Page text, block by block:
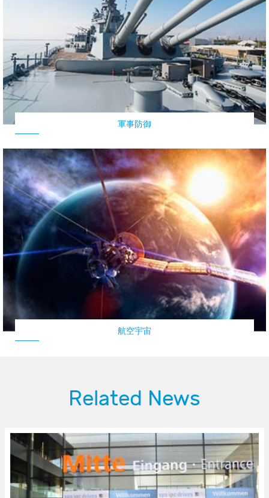
軍事防御
航空宇宙
Related News